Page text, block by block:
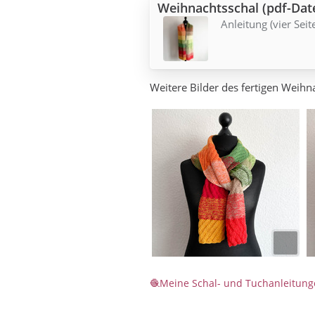
Weihnachtsschal (pdf-
Anleitung (vier
Weitere Bilder des fertigen
Meine Schal- und